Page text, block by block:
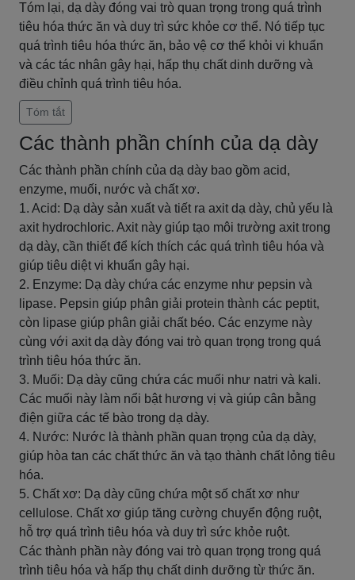
Tóm lại, dạ dày đóng vai trò quan trọng trong quá trình
tiêu hóa thức ăn và duy trì sức khỏe cơ thể. Nó tiếp tục
quá trình tiêu hóa thức ăn, bảo vệ cơ thể khỏi vi khuẩn
và các tác nhân gây hại, hấp thụ chất dinh dưỡng và
điều chỉnh quá trình tiêu hóa.
Tóm tắt
Các thành phần chính của dạ dày
Các thành phần chính của dạ dày bao gồm acid,
enzyme, muối, nước và chất xơ.
1. Acid: Dạ dày sản xuất và tiết ra axit dạ dày, chủ yếu là
axit hydrochloric. Axit này giúp tạo môi trường axit trong
dạ dày, cần thiết để kích thích các quá trình tiêu hóa và
giúp tiêu diệt vi khuẩn gây hại.
2. Enzyme: Dạ dày chứa các enzyme như pepsin và
lipase. Pepsin giúp phân giải protein thành các peptit,
còn lipase giúp phân giải chất béo. Các enzyme này
cùng với axit dạ dày đóng vai trò quan trọng trong quá
trình tiêu hóa thức ăn.
3. Muối: Dạ dày cũng chứa các muối như natri và kali.
Các muối này làm nổi bật hương vị và giúp cân bằng
điện giữa các tế bào trong dạ dày.
4. Nước: Nước là thành phần quan trọng của dạ dày,
giúp hòa tan các chất thức ăn và tạo thành chất lỏng tiêu
hóa.
5. Chất xơ: Dạ dày cũng chứa một số chất xơ như
cellulose. Chất xơ giúp tăng cường chuyển động ruột,
hỗ trợ quá trình tiêu hóa và duy trì sức khỏe ruột.
Các thành phần này đóng vai trò quan trọng trong quá
trình tiêu hóa và hấp thụ chất dinh dưỡng từ thức ăn.